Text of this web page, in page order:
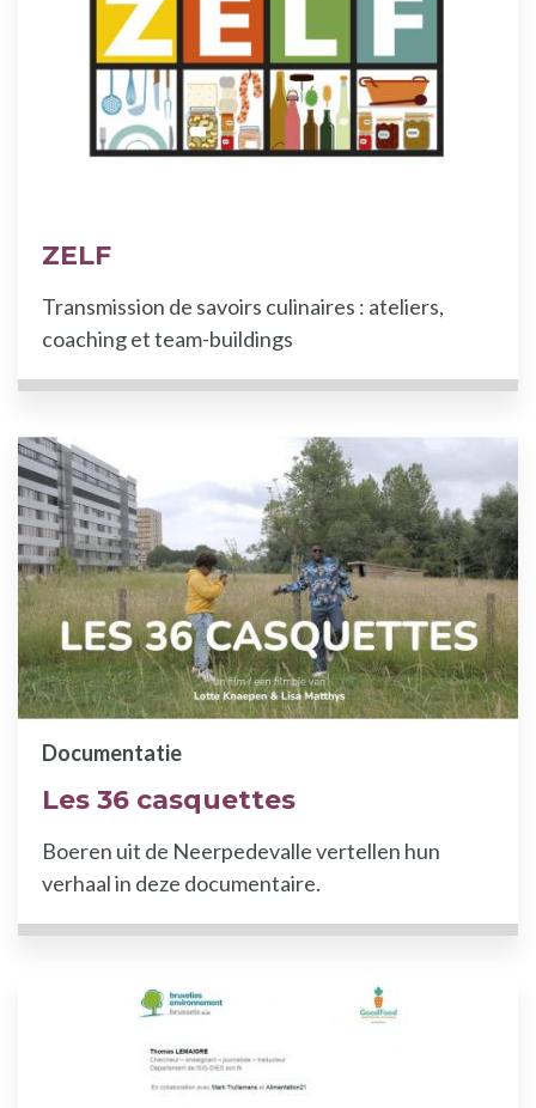
ZELF
Transmission de savoirs culinaires : ateliers,
coaching et team-buildings
Les 36 casquettes
Documentatie
Boeren uit de Neerpedevalle vertellen hun
verhaal in deze documentaire.